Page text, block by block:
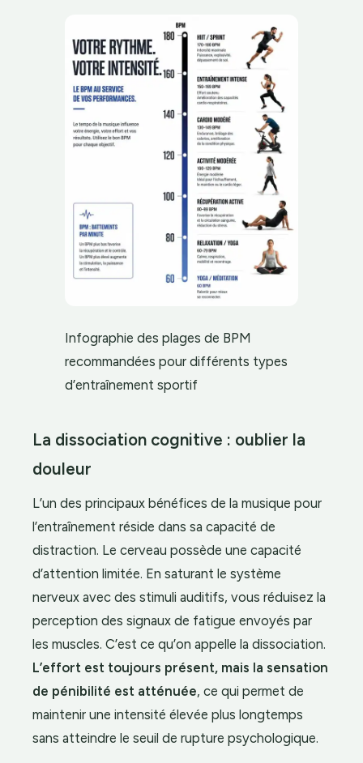
Infographie des plages de BPM
recommandées pour différents types
d’entraînement sportif
La dissociation cognitive : oublier la
douleur
L’un des principaux bénéfices de la musique pour
l’entraînement réside dans sa capacité de
distraction. Le cerveau possède une capacité
d’attention limitée. En saturant le système
nerveux avec des stimuli auditifs, vous réduisez la
perception des signaux de fatigue envoyés par
les muscles. C’est ce qu’on appelle la dissociation.
L’effort est toujours présent, mais la sensation
de pénibilité est atténuée, ce qui permet de
maintenir une intensité élevée plus longtemps
sans atteindre le seuil de rupture psychologique.